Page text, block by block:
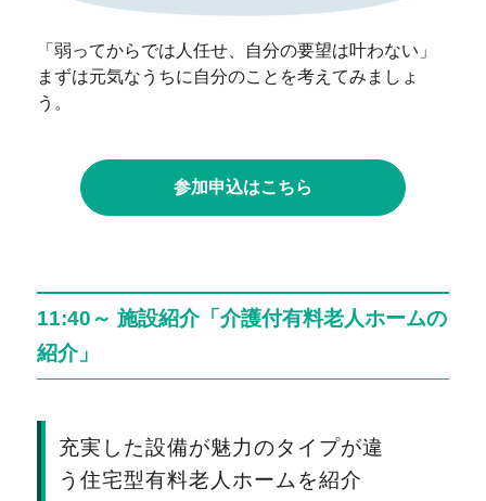
「弱ってからでは人任せ、自分の要望は叶わない」
まずは元気なうちに自分のことを考えてみましょ
う。
参加申込はこちら
11:40～ 施設紹介「介護付有料老人ホームの
紹介」
充実した設備が魅力のタイプが違
う住宅型有料老人ホームを紹介